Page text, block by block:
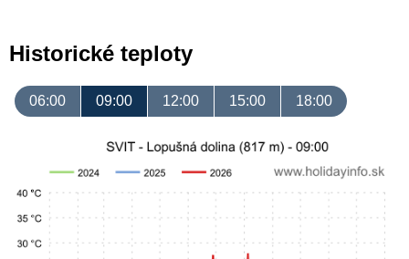
Historické teploty
06:00 09:00 12:00 15:00 18:00